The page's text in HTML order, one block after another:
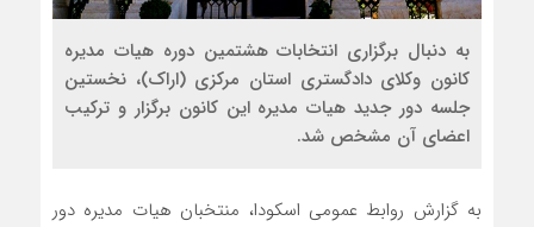
به دنبال برگزاری انتخابات هشتمین دوره هیات مدیره
کانون وکلای دادگستری استان مرکزی (اراک)، نخستین
جلسه دور جدید هیات مدیره این کانون برگزار و ترکیب
اعضای آن مشخص شد.
به گزارش روابط عمومی اسکودا، منتخبان هیات مدیره دور